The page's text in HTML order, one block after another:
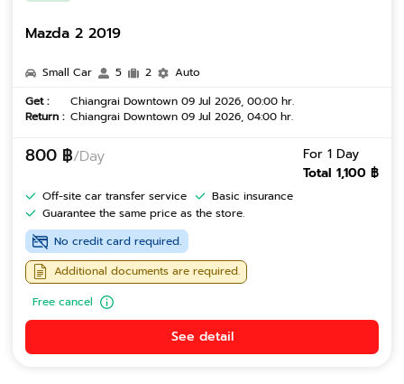
Mazda 2 2019
Small Car 5 2
Auto
Get :
Chiangrai Downtown 09 Jul 2026, 00:00 hr.
Return : Chiangrai Downtown 09 Jul 2026, 04:00 hr.
800 ฿/Day
For 1 Day
Total 1,100 ฿
Off-site car transfer service
Basic insurance
Guarantee the same price as the store.
No credit card required.
Additional documents are required.
Free cancel
See detail